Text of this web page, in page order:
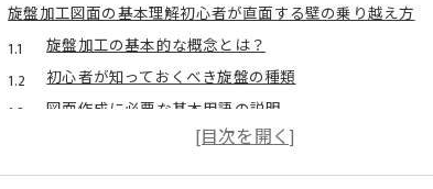
旋盤加工図面の基本理解初心者が直面する壁の乗り越え方
旋盤加工の基本的な概念とは？
初心者が知っておくべき旋盤の種類
図面作成に必要な基本用語の説明
初めての旋盤加工でよくある失敗とその対策
実際の図面を見ながら学ぶ基礎知識の習得法